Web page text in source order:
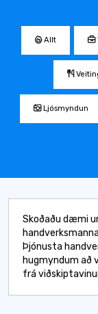
Allt
Ljósmyndun
Skoðaðu dæmi
Þjónusta
hugmyndum að
frá